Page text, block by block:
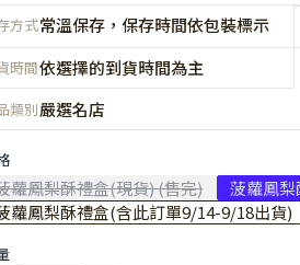
方式常溫保存，保存時間依包裝標示
時間依選擇的到貨時間為主
類別嚴選名店
蘿鳳梨酥禮盒(現貨) (售完)
菠蘿鳳
蘿鳳梨酥禮盒(含此訂單9/14-9/18出貨)